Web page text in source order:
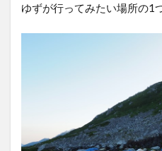
ゆずが行ってみたい場所の1